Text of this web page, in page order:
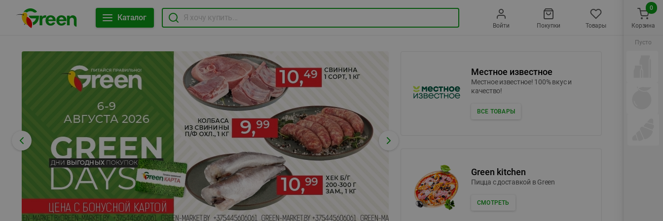
Каталог
Войти Покупки Товары
Местное известное
Местное известное! 100% вкус и
качество!
ВСЕ ТОВАРЫ
Green kitchen
Пицца c доставкой в Green
СМОТРЕТЬ
Корзина
0
Пусто